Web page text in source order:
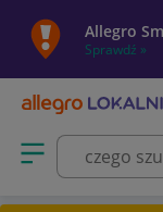
Allegro
Sprawdź »
Otwórz menu z